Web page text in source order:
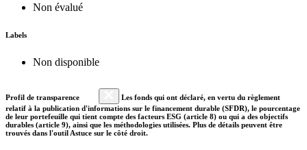
Non évalué
Labels
Non disponible
Profil de transparence
Les fonds qui ont déclaré, en vertu du règlement
relatif à la publication d'informations sur le financement durable (SFDR), le pourcentage
de leur portefeuille qui tient compte des facteurs ESG (article 8) ou qui a des objectifs
durables (article 9), ainsi que les méthodologies utilisées. Plus de détails peuvent être
trouvés dans l'outil Astuce sur le côté droit.